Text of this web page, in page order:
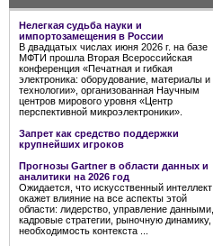
Нелегкая судьба науки и
импортозамещения в России
В двадцатых числах июня 2026 г. на базе
МФТИ прошла Вторая Всероссийская
конференция «Печатная и гибкая
электроника: оборудование, материалы и
технологии», организованная Научным
центров мирового уровня «Центр
перспективной микроэлектроники».
Запрет как средство поддержки
крупнейших игроков
Прогнозы Gartner в области данных и
аналитики на 2026 год
Ожидается, что искусственный интеллект
окажет влияние на все аспекты этой
области: лидерство, управление данными,
кадровые стратегии, рыночную динамику,
необходимость контекста ...